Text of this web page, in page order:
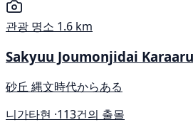
관광 명소 1.6 km
Sakyuu Joumonjidai Karaaru
砂丘 縄文時代からある
니가타현 ·113건의 출몰